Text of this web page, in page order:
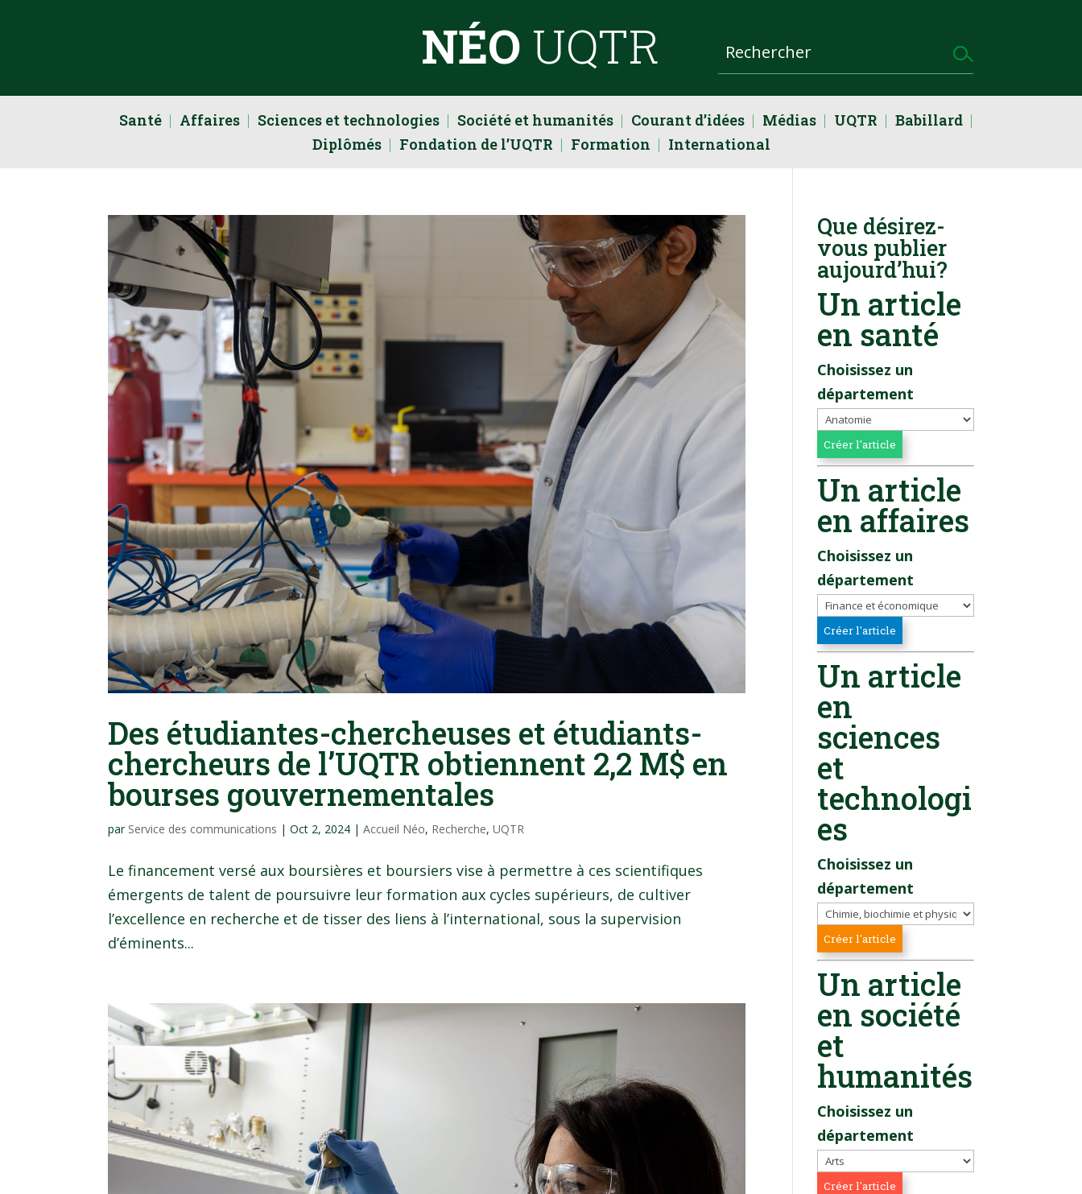
NÉO UQTR
Santé Affaires Sciences et technologies Société et humanités Courant d’idées Médias UQTR
Babillard
Diplômés
Fondation de l’UQTR Formation International
Des étudiantes-chercheuses et étudiants-
chercheurs de l’UQTR obtiennent 2,2 M$ en
bourses gouvernementales
par Service des communications |Oct 2, 2024 |Accueil Néo, Recherche,UQTR
Le financement versé aux boursières et boursiers vise à permettre à ces scientifiques
émergents de talent de poursuivre leur formation aux cycles supérieurs, de cultiver
l’excellence en recherche et de tisser des liens à l’international, sous la supervision
d’éminents...
Que désirez-
vous publier
aujourd’hui?
Un article
en santé
Choisissez un
département
Un article
en affaires
Choisissez un
département
Un article
en
sciences
et
technologi
es
Choisissez un
département
Un article
en société
et
humanités
Choisissez un
département